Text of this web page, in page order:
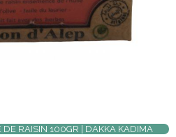
DE RAISIN 100GR | DAKKA KADIMA